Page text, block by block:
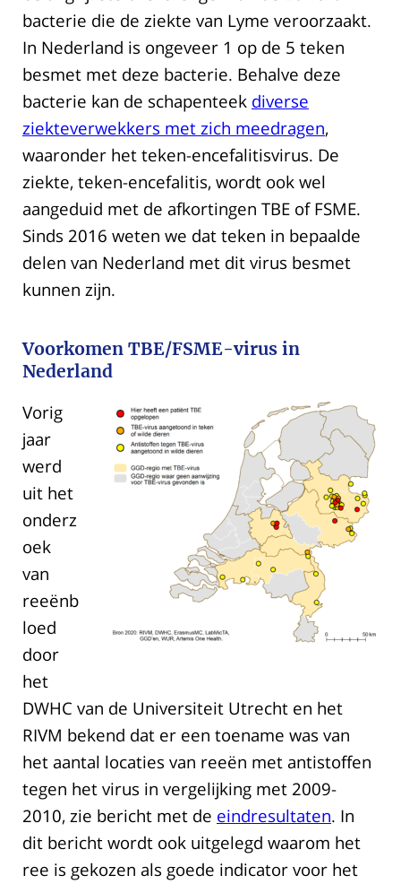
bacterie die de ziekte van Lyme veroorzaakt.
In Nederland is ongeveer 1 op de 5 teken
besmet met deze bacterie. Behalve deze
bacterie kan de schapenteek diverse
ziekteverwekkers met zich meedragen,
waaronder het teken-encefalitisvirus. De
ziekte, teken-encefalitis, wordt ook wel
aangeduid met de afkortingen TBE of FSME.
Sinds 2016 weten we dat teken in bepaalde
delen van Nederland met dit virus besmet
kunnen zijn.
Voorkomen TBE/FSME-virus in
Nederland
Vorig
jaar
werd
uit het
onderz
oek
van
reeënb
loed
door
het
DWHC van de Universiteit Utrecht en het
RIVM bekend dat er een toename was van
het aantal locaties van reeën met antistoffen
tegen het virus in vergelijking met 2009-
2010, zie bericht met de eindresultaten. In
dit bericht wordt ook uitgelegd waarom het
ree is gekozen als goede indicator voor het